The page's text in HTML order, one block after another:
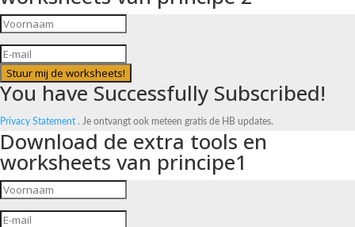
Stuur mij de worksheets!
You have Successfully Subscribed!
Privacy Statement . Je ontvangt ook meteen gratis de HB updates.
Download de extra tools en
worksheets van principe1